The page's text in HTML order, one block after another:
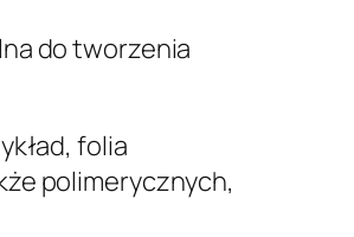
do tworzenia
folia
polimerycznych,